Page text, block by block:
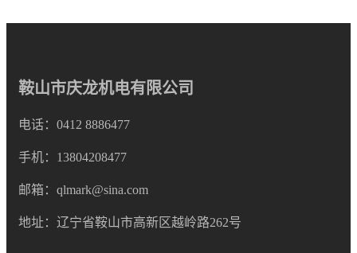
鞍山市庆龙机电有限公司
电话：0412 8886477
手机：13804208477
邮箱：qlmark@sina.com
地址：辽宁省鞍山市高新区越岭路262号